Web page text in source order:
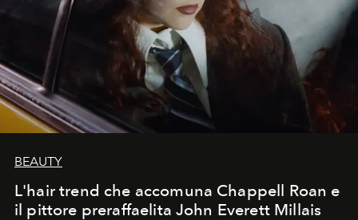
BEAUTY
L'hair trend che accomuna Chappell Roan e
il pittore preraffaelita John Everett Millais